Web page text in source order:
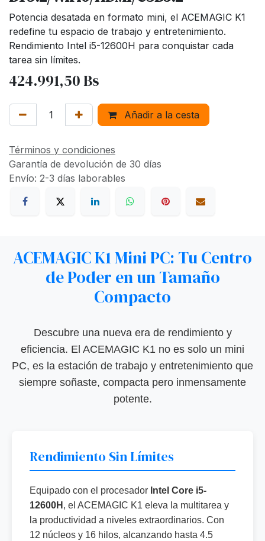
Potencia desatada en formato mini, el ACEMAGIC K1
redefine tu espacio de trabajo y entretenimiento.
Rendimiento Intel i5-12600H para conquistar cada
tarea sin límites.
424.991,50Bs
Añadir a la cesta
Términos y condiciones
Garantía de devolución de 30 días
Envío: 2-3 días laborables
ACEMAGIC K1 Mini PC: Tu Centro
de Poder en un Tamaño
Compacto
Descubre una nueva era de rendimiento y
eficiencia. El ACEMAGIC K1 no es solo un mini
PC, es la estación de trabajo y entretenimiento que
siempre soñaste, compacta pero inmensamente
potente.
Rendimiento Sin Límites
Equipado con el procesador Intel Core i5-
12600H , el ACEMAGIC K1 eleva la multitarea y
la productividad a niveles extraordinarios. Con
12 núcleos y 16 hilos, alcanzando hasta 4.5